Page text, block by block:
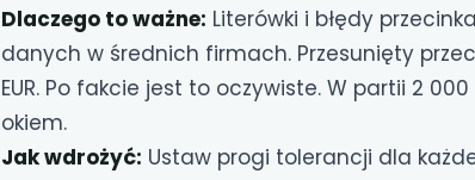
Dlaczego to ważne: Literówki i błędy
danych w średnich firmach. Przesunięty
EUR. Po fakcie jest to oczywiste. W partii 2
okiem.
Jak wdrożyć: Ustaw progi tolerancji dla